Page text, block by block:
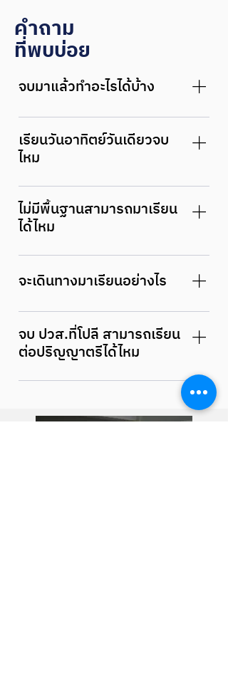
คำถาม
ที่พบบ่อย
จบมาแล้วทำอะไรได้บ้าง
เขียน/ออกแบบโปรแกรมด้วยภาษา
คอมพิวเตอร์ขั้นต้น,ตัดต่อวิดีโอ งาน
กราฟิก, ติดตั้ง และถอนการติดตั้ง
เรียนวันอาทิตย์วันเดียวจบ
ไหม
จบได้แน่นอน ถ้านักเรียน นักศึกษา มา
เรียนครบตามหลักสูตรและเข้าร่วม
กิจกรรมของทางวิทยาลัย
ไม่มีพื้นฐานสามารถมาเรียน
ได้ไหม
ไม่มีพื้นฐานหรือไม่มีความรู้เบื้องต้นก็
สามารถเรียนได้ เพราะเมื่อเข้ามาเรียนแล้ว
ต้น
จะเดินทางมาเรียนอย่างไร
รถรับส่งของทางวิทยาลัย (สายมาบยางพร
สะพานสี่ บ่อวิน ปลวกแดง) รถประจำทาง
(จุดจอดรับ-ส่ง หน้าวิทยาลัย)
จบ ปวส.ที่โปลี สามารถเรียน
ต่อปริญญาตรีได้ไหม
จบปวส.ที่โปลี สามารถต่อปริญญาตรีต่อ
เนื่องได้ โดยใช้เวลาเรียน 2 ปี และวิทยาลัย
ของ เรายังมีมหาวิทยาลัยในเครือที่รองรับ